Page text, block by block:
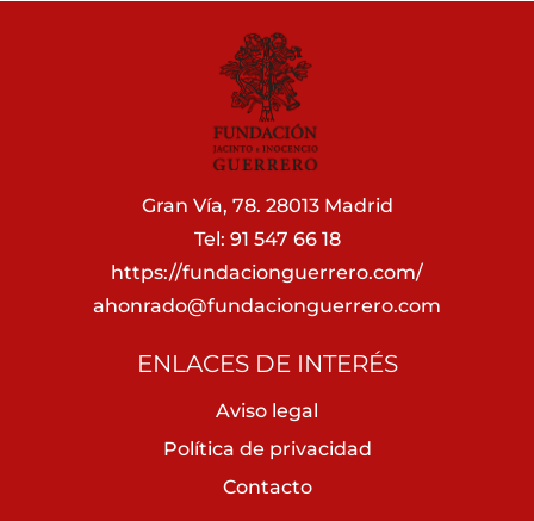
Gran Vía, 78. 28013 Madrid
Tel: 91 547 66 18
https://fundacionguerrero.com/
ahonrado@fundacionguerrero.com
ENLACES DE INTERÉS
Aviso legal
Política de privacidad
Contacto